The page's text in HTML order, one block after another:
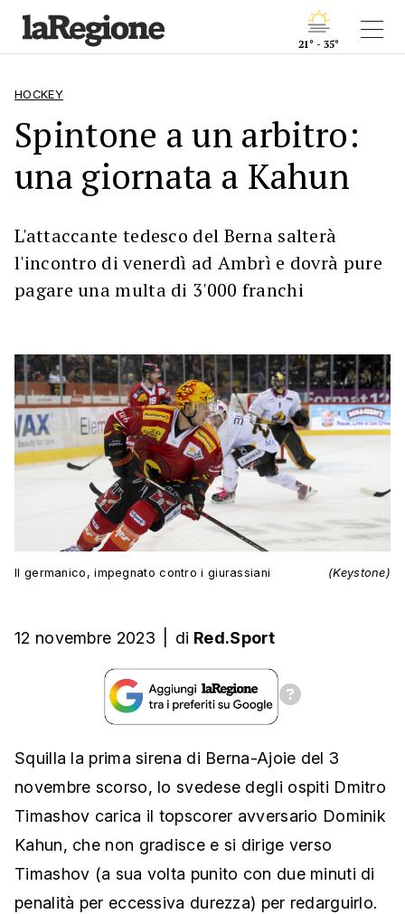
21° - 35°
HOCKEY
Spintone a un arbitro:
una giornata a Kahun
L'attaccante tedesco del Berna salterà
l'incontro di venerdì ad Ambrì e dovrà pure
pagare una multa di 3'000 franchi
Il germanico, impegnato contro i giurassiani (Keystone)
12 novembre 2023 di Red.Sport
Squilla la prima sirena di Berna-Ajoie del 3
novembre scorso, lo svedese degli ospiti Dmitro
Timashov carica il topscorer avversario Dominik
Kahun, che non gradisce e si dirige verso
Timashov (a sua volta punito con due minuti di
penalità per eccessiva durezza) per redarguirlo.